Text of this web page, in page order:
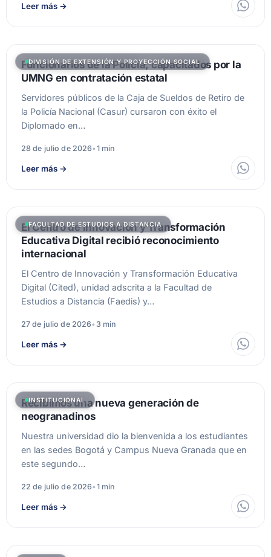
Leer más →
DIVISIÓN DE EXTENSIÓN Y PROYECCIÓN SOCIAL
Funcionarios de la Policía, capacitados por la
UMNG en contratación estatal
Servidores públicos de la Caja de Sueldos de Retiro de
la Policía Nacional (Casur) cursaron con éxito el
Diplomado en…
28 de julio de 2026• 1 min
Leer más →
FACULTAD DE ESTUDIOS A DISTANCIA
El Centro de Innovación y Transformación
Educativa Digital recibió reconocimiento
internacional
El Centro de Innovación y Transformación Educativa
Digital (Cited), unidad adscrita a la Facultad de
Estudios a Distancia (Faedis) y…
27 de julio de 2026• 3 min
Leer más →
INSTITUCIONAL
Recibimos una nueva generación de
neogranadinos
Nuestra universidad dio la bienvenida a los estudiantes
en las sedes Bogotá y Campus Nueva Granada que en
este segundo…
22 de julio de 2026• 1 min
Leer más →